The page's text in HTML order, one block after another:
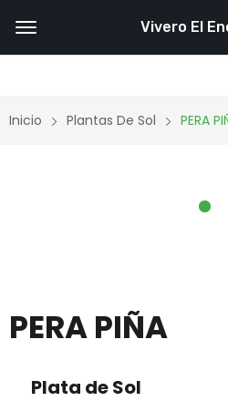
Inicio Plantas De Sol PERA
PERA PIÑA
Plata de Sol
Vivero El